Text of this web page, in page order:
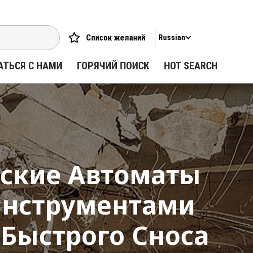
Список желаний Russian
С НАМИ ГОРЯЧИЙ ПОИСК HOT SEARCH
Автоматы
Сноса